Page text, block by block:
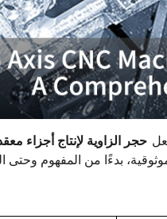
حجر الزاوية لإنتاج أجزاء